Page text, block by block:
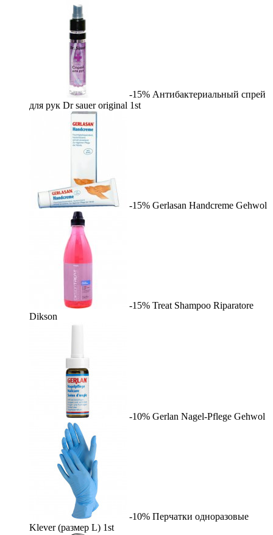
-15% Антибактериальный спрей
для рук Dr sauer original 1st
-15% Gerlasan Handcreme Gehwol
-15% Treat Shampoo Riparatore
Dikson
-10% Gerlan Nagel-Pflege Gehwol
-10% Перчатки одноразовые
Klever (размер L) 1st